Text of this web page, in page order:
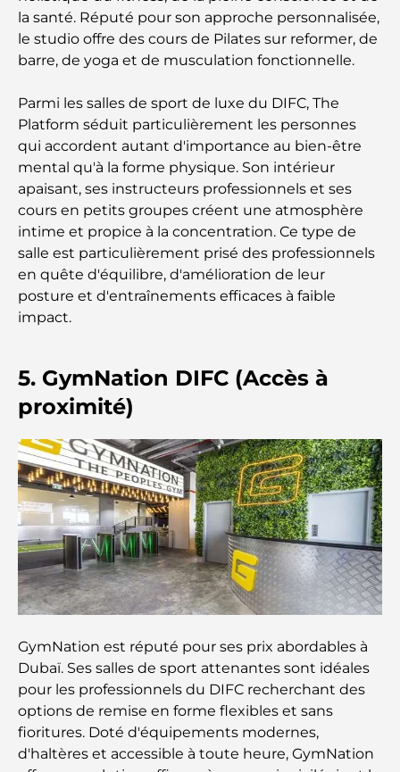
mondial des coûts
Les meilleurs restaurants de steak à Dubaï : un
A Brief Guide to Buying Property in Dubai (2025-
26)
Guide des salles de sport de Damac Hills : Les
meilleures options de remise en forme à Damac
Hills et aux alentours
Les meilleurs centres commerciaux de Dubaï pour
le shopping et les loisirs
Cartes de crédit aux Émirats arabes unis : un guide
complet pour dépenser intelligemment
Hôpital du DIFC : des soins médicaux de classe
mondiale à Dubaï
Rarest Car in the World: Automotive Legends
Beyond Price
Salles de sport au DIFC : quand le fitness
rencontre le style de vie professionnel
Plateformes de trading aux Émirats arabes unis :
un guide pour les investisseurs modernes
Family Beach Club Dubai : Là où divertissement et
détente se rencontrent
la santé. Réputé pour son approche personnalisée,
le studio offre des cours de Pilates sur reformer, de
barre, de yoga et de musculation fonctionnelle.
Parmi les salles de sport de luxe du DIFC, The
Platform séduit particulièrement les personnes
qui accordent autant d'importance au bien-être
mental qu'à la forme physique. Son intérieur
apaisant, ses instructeurs professionnels et ses
cours en petits groupes créent une atmosphère
intime et propice à la concentration. Ce type de
salle est particulièrement prisé des professionnels
en quête d'équilibre, d'amélioration de leur
posture et d'entraînements efficaces à faible
impact.
5. GymNation DIFC (Accès à
proximité)
GymNation est réputé pour ses prix abordables à
Dubaï. Ses salles de sport attenantes sont idéales
pour les professionnels du DIFC recherchant des
options de remise en forme flexibles et sans
fioritures. Doté d'équipements modernes,
d'haltères et accessible à toute heure, GymNation